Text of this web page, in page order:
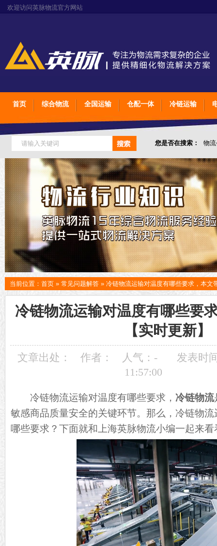
欢迎访问英脉物流官方网站
首页 综合物流 全国运输 仓配一体 冷链运输
您是否在搜索： 物
仓储综合专业定制物
当前位置： 首页 » 常见问题解答 » 冷链物流运输对温度有哪些要求，本文
冷链物流运输对温度有哪些要
【实时更新】
文章出处： 作者： 人气： -
发表时
11:57:00
冷链物流运输对温度有哪些要求， 冷链物流
敏感商品质量安全的关键环节。那么，冷链物
哪些要求？下面就和上海英脉物流小编一起来看